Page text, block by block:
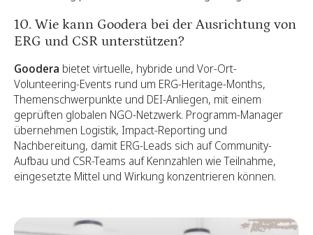
10. Wie kann Goodera bei der Ausrichtung von
ERG und CSR unterstützen?
Goodera bietet virtuelle, hybride und Vor-Ort-
Volunteering-Events rund um ERG-Heritage-Months,
Themenschwerpunkte und DEI-Anliegen, mit einem
geprüften globalen NGO-Netzwerk. Programm-Manager
übernehmen Logistik, Impact-Reporting und
Nachbereitung, damit ERG-Leads sich auf Community-
Aufbau und CSR-Teams auf Kennzahlen wie Teilnahme,
eingesetzte Mittel und Wirkung konzentrieren können.